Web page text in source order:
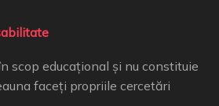
scop educațional și nu constituie
faceți propriile cercetări